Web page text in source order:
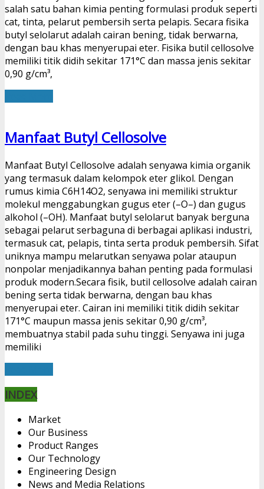
salah satu bahan kimia penting formulasi produk seperti
cat, tinta, pelarut pembersih serta pelapis. Secara fisika
butyl selolarut adalah cairan bening, tidak berwarna,
dengan bau khas menyerupai eter. Fisika butil cellosolve
memiliki titik didih sekitar 171°C dan massa jenis sekitar
0,90 g/cm³,
Manfaat Butyl Cellosolve
Manfaat Butyl Cellosolve adalah senyawa kimia organik
yang termasuk dalam kelompok eter glikol. Dengan
rumus kimia C6H14O2, senyawa ini memiliki struktur
molekul menggabungkan gugus eter (–O–) dan gugus
alkohol (–OH). Manfaat butyl selolarut banyak berguna
sebagai pelarut serbaguna di berbagai aplikasi industri,
termasuk cat, pelapis, tinta serta produk pembersih. Sifat
uniknya mampu melarutkan senyawa polar ataupun
nonpolar menjadikannya bahan penting pada formulasi
produk modern.Secara fisik, butil cellosolve adalah cairan
bening serta tidak berwarna, dengan bau khas
menyerupai eter. Cairan ini memiliki titik didih sekitar
171°C maupun massa jenis sekitar 0,90 g/cm³,
membuatnya stabil pada suhu tinggi. Senyawa ini juga
memiliki
INDEX
Market
Our Business
Product Ranges
Our Technology
Engineering Design
News and Media Relations